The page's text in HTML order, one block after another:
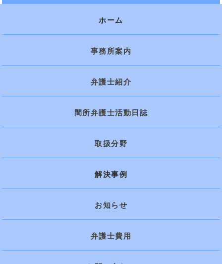
ホーム
事務所案内
弁護士紹介
間所弁護士活動日誌
取扱分野
解決事例
お知らせ
弁護士費用